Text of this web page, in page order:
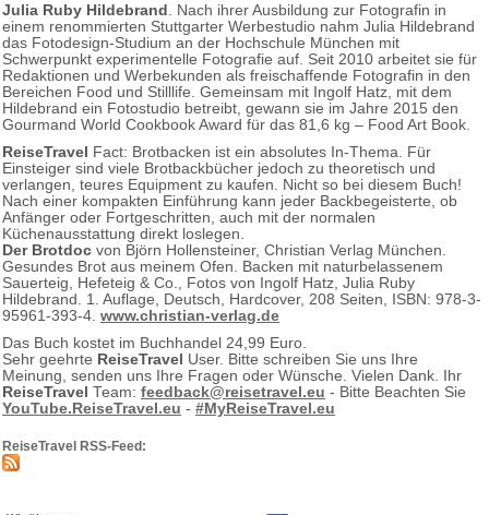
Julia Ruby Hildebrand . Nach ihrer Ausbildung zur Fotografin in
einem renommierten Stuttgarter Werbestudio nahm Julia Hildebrand
das Fotodesign-Studium an der Hochschule München mit
Schwerpunkt experimentelle Fotografie auf. Seit 2010 arbeitet sie für
Redaktionen und Werbekunden als freischaffende Fotografin in den
Bereichen Food und Stilllife. Gemeinsam mit Ingolf Hatz, mit dem
Hildebrand ein Fotostudio betreibt, gewann sie im Jahre 2015 den
Gourmand World Cookbook Award für das 81,6 kg – Food Art Book.
ReiseTravel Fact: Brotbacken ist ein absolutes In-Thema. Für
Einsteiger sind viele Brotbackbücher jedoch zu theoretisch und
verlangen, teures Equipment zu kaufen. Nicht so bei diesem Buch!
Nach einer kompakten Einführung kann jeder Backbegeisterte, ob
Anfänger oder Fortgeschritten, auch mit der normalen
Küchenausstattung direkt loslegen.
Der Brotdoc von Björn Hollensteiner, Christian Verlag München.
Gesundes Brot aus meinem Ofen. Backen mit naturbelassenem
Sauerteig, Hefeteig & Co., Fotos von Ingolf Hatz, Julia Ruby
Hildebrand. 1. Auflage, Deutsch, Hardcover, 208 Seiten, ISBN: 978-3-
95961-393-4. www.christian-verlag.de
Das Buch kostet im Buchhandel 24,99 Euro.
Sehr geehrte ReiseTravel User. Bitte schreiben Sie uns Ihre
Meinung, senden uns Ihre Fragen oder Wünsche. Vielen Dank. Ihr
ReiseTravel Team: feedback@reisetravel.eu - Bitte Beachten Sie
YouTube.ReiseTravel.eu - #MyReiseTravel.eu
ReiseTravel RSS-Feed: